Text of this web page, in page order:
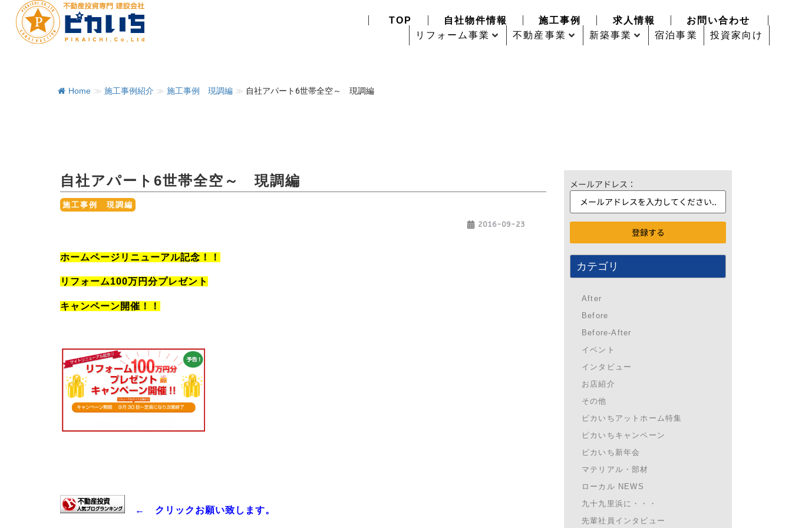
TOP 自社物件情報 施工事例 求人情報
お問い合わせ
リフォーム事業
不動産事業 新築事業 宿泊事業 投資家向け
Home ≫ 施工事例紹介 ≫ 施工事例 現調編 ≫ 自社アパート6世帯全空～ 現調編
自社アパート6世帯全空～ 現調編
施工事例 現調編
2016-09-23
ホームページリニューアル記念！！
リフォーム100万円分プレゼント
キャンペーン開催！！
← クリックお願い致します。
メールアドレス：
カテゴリ
After
Before
Before-After
イベント
インタビュー
お店紹介
その他
ピカいちアットホーム特集
ピカいちキャンペーン
ピカいち新年会
マテリアル・部材
ローカル NEWS
九十九里浜に・・・
先輩社員インタビュー